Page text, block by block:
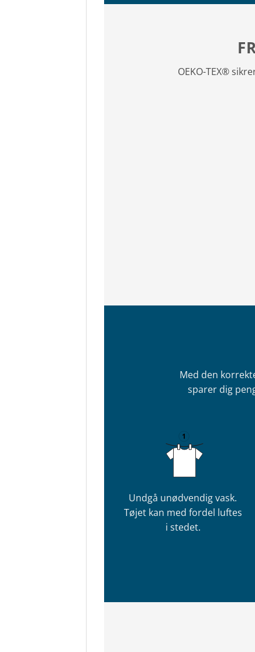
OEKO-TEX®
Med den
sparer dig
Undgå unødvendig vask.
Tøjet kan med fordel luftes
i stedet.